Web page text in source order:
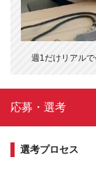
週1だけリアル
応募・選考
選考プロセス